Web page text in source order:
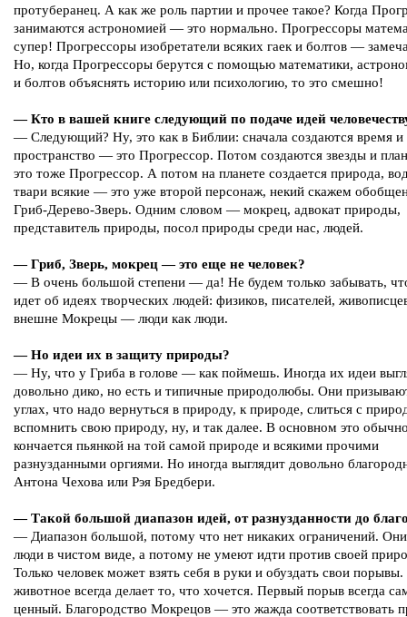
протуберанец. А как же роль партии и прочее такое? Когда
занимаются астрономией — это нормально. Прогрессоры
супер! Прогрессоры изобретатели всяких гаек и болтов —
Но, когда Прогрессоры берутся с помощью математики,
и болтов объяснять историю или психологию, то это смешно!
— Кто в вашей книге следующий по подаче идей
— Следующий? Ну, это как в Библии: сначала создаются время и
пространство — это Прогрессор. Потом создаются звезды и
это тоже Прогрессор. А потом на планете создается природа,
твари всякие — это уже второй персонаж, некий скажем
Гриб-Дерево-Зверь. Одним словом — мокрец, адвокат природы,
представитель природы, посол природы среди нас, людей.
— Гриб, Зверь, мокрец — это еще не человек?
— В очень большой степени — да! Не будем только забывать,
идет об идеях творческих людей: физиков, писателей,
внешне Мокрецы — люди как люди.
— Но идеи их в защиту природы?
— Ну, что у Гриба в голове — как поймешь. Иногда их идеи
довольно дико, но есть и типичные природолюбы. Они
углах, что надо вернуться в природу, к природе, слиться с
вспомнить свою природу, ну, и так далее. В основном это
кончается пьянкой на той самой природе и всякими прочими
разнузданными оргиями. Но иногда выглядит довольно
Антона Чехова или Рэя Бредбери.
— Такой большой диапазон идей, от разнузданности до
— Диапазон большой, потому что нет никаких ограничений.
люди в чистом виде, а потому не умеют идти против своей
Только человек может взять себя в руки и обуздать свои
животное всегда делает то, что хочется. Первый порыв всегда
ценный. Благородство Мокрецов — это жажда соответствовать